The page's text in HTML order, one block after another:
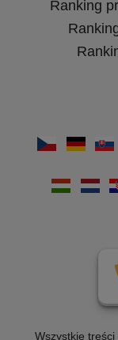
Ranking
Wszystkie treści